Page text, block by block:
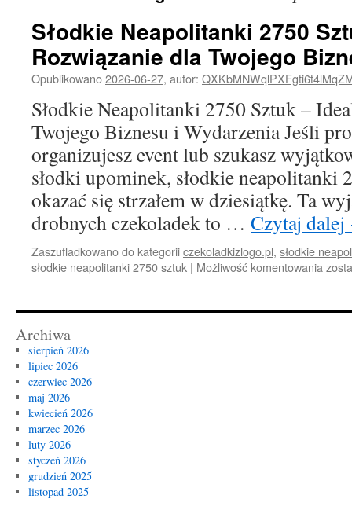
Słodkie Neapolitanki 2750
Rozwiązanie dla Twojego
Opublikowano2026-06-27, autor:
Słodkie Neapolitanki 2750 Sztuk –
Twojego Biznesu i Wydarzenia Jeśli
organizujesz event lub szukasz
słodki upominek, słodkie neapolitanki
okazać się strzałem w dziesiątkę. Ta
drobnych czekoladek to … Czytaj dalej
Zaszufladkowano do kategoriiczekoladkizlogo.pl, słodkie
słodkie neapolitanki 2750 sztuk | Możliwość komentowania
Archiwa
sierpień 2026
lipiec 2026
czerwiec 2026
maj 2026
kwiecień 2026
marzec 2026
luty 2026
styczeń 2026
grudzień 2025
listopad 2025